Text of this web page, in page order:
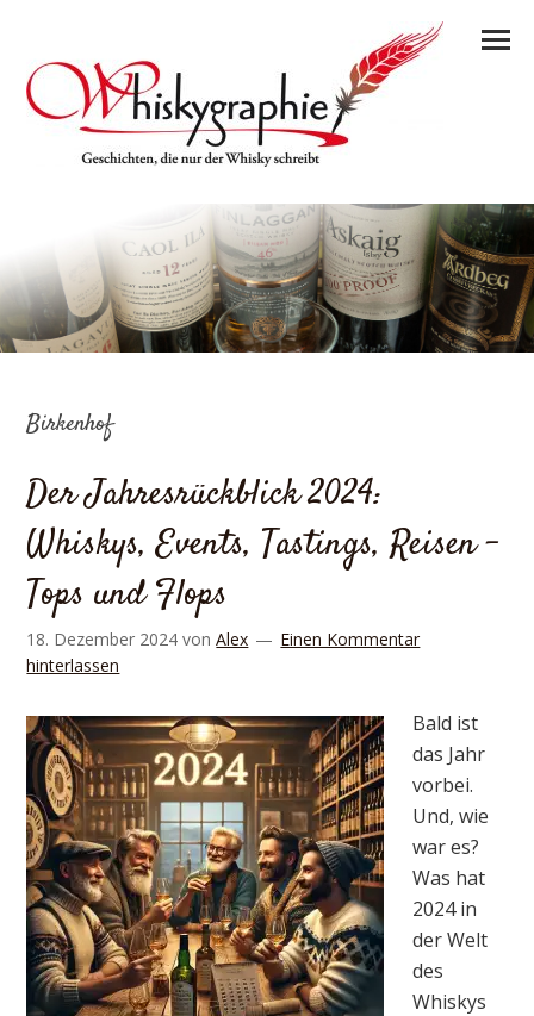
Birkenhof
Der Jahresrückblick 2024:
Whiskys, Events, Tastings, Reisen –
Tops und Flops
18. Dezember 2024 vonAlex
Einen Kommentar
hinterlassen
Bald ist
das Jahr
vorbei.
Und, wie
war es?
Was hat
2024 in
der Welt
des
Whiskys